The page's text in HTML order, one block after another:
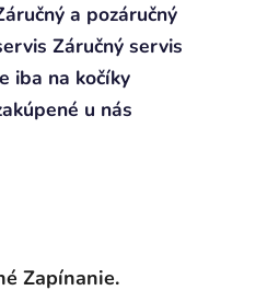
a pozáručný
Záručný servis
iba na kočíky
u nás
Zapínanie.